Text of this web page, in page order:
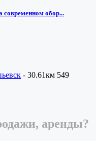
современном обор...
- 30.61км 549
аренды?